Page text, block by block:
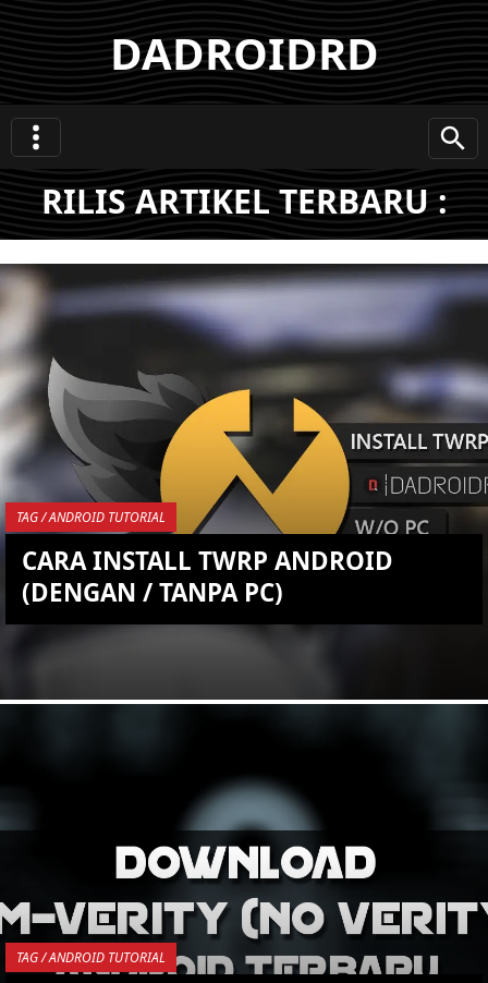
DADROIDRD
RILIS ARTIKEL TERBARU :
TAG / ANDROID TUTORIAL
CARA INSTALL TWRP ANDROID
(DENGAN / TANPA PC)
YOU ARE VIEWING MOST
RECENT POST
TAG / ANDROID TUTORIAL